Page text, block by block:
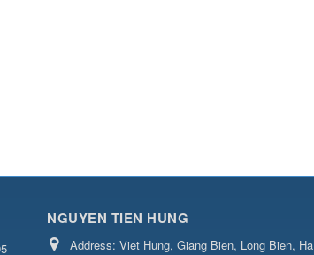
NGUYEN TIEN HUNG
Address: Viet Hung, Giang Bien, Long Bien, Ha